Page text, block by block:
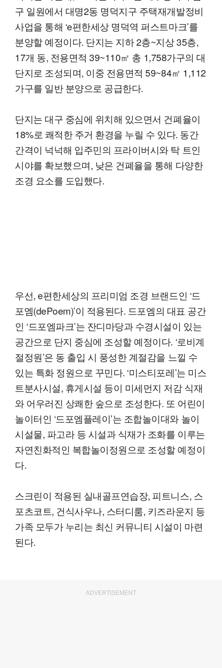
구 일원에서 대명2동 명덕지구 주택재개발정비
사업을 통해 ‘e편한세상 명덕역 퍼스트마크’를
분양할 예정이다. 단지는 지하 2층~지상 35층,
17개 동, 전용면적 39~110㎡ 총 1,758가구의 대
단지로 조성되며, 이중 전용면적 59~84㎡ 1,112
가구를 일반 분양으로 공급한다.
단지는 대구 중심에 위치해 있으면서 건폐율이
18%로 쾌적한 주거 환경을 누릴 수 있다. 동간
간격이 넉넉해 입주민의 프라이버시와 탁 트인
시야를 확보했으며, 낮은 건폐율을 통해 다양한
조경 요소를 도입했다.
우선, e편한세상의 프리미엄 조경 브랜드인 ‘드
포엠(dePoem)’이 적용된다. 드포엠의 대표 공간
인 ‘드포엠파크’는 잔디마당과 수경시설이 있는
공간으로 단지 중심에 조성할 예정이다. ‘로비계
절정원’은 동 출입 시 풍성한 계절감을 느낄 수
있는 특화 정원으로 꾸민다. ‘미스티포레’는 미스
트분사시설, 휴게시설 등이 미세먼지 저감 식재
와 어우러진 상쾌한 숲으로 조성한다. 또 어린이
놀이터인 ‘드포엠플레이’는 조합놀이대와 놀이
시설물, 파고라 등 시설과 식재가 조화를 이루는
자연친화적인 복합놀이정원으로 조성할 예정이
다.
스크린이 적용된 실내골프연습장, 피트니스, 스
포츠코트, 건식사우나, 스터디룸, 키즈라운지 등
가족 모두가 누리는 최신 커뮤니티 시설이 마련
된다.
ADVERTISEMENT